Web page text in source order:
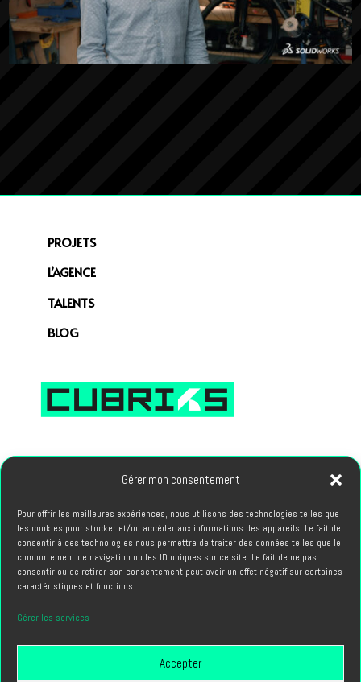
Gérer mon consentement
Pour offrir les meilleures expériences, nous utilisons des technologies telles que
les cookies pour stocker et/ou accéder aux informations des appareils. Le fait de
consentir à ces technologies nous permettra de traiter des données telles que le
comportement de navigation ou les ID uniques sur ce site. Le fait de ne pas
consentir ou de retirer son consentement peut avoir un effet négatif sur certaines
caractéristiques et fonctions.
Gérer les services
Accepter
PROJETS
L’AGENCE
TALENTS
BLOG
PROJETS
hello@cubriks.com
CANDIDATURES